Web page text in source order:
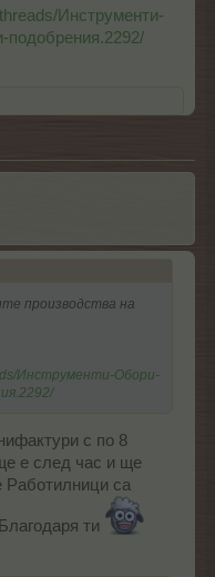
Инструменти-
подобрения.2292/
производства на
Инструменти-Обори-
с по 8
е след час и ще
Работилници са
ти